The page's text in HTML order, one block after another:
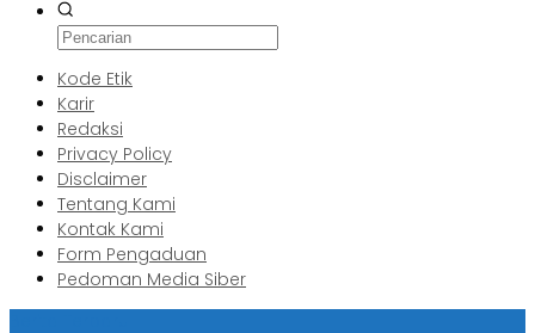
Kode Etik
Karir
Redaksi
Privacy Policy
Disclaimer
Tentang Kami
Kontak Kami
Form Pengaduan
Pedoman Media Siber